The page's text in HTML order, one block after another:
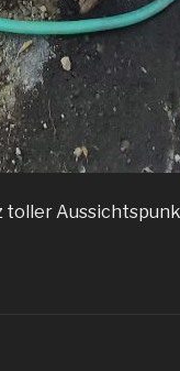
toller